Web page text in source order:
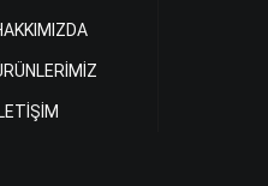
İLETİŞİM